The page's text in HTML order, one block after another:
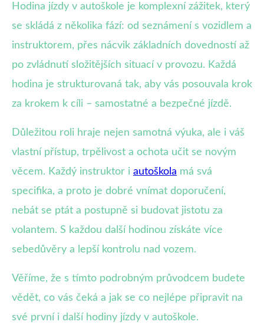
Hodina jízdy v autoškole je komplexní zážitek, který
se skládá z několika fází: od seznámení s vozidlem a
instruktorem, přes nácvik základních dovedností až
po zvládnutí složitějších situací v provozu. Každá
hodina je strukturovaná tak, aby vás posouvala krok
za krokem k cíli – samostatné a bezpečné jízdě.
Důležitou roli hraje nejen samotná výuka, ale i váš
vlastní přístup, trpělivost a ochota učit se novým
věcem. Každý instruktor i autoškola má svá
specifika, a proto je dobré vnímat doporučení,
nebát se ptát a postupně si budovat jistotu za
volantem. S každou další hodinou získáte více
sebedůvěry a lepší kontrolu nad vozem.
Věříme, že s tímto podrobným průvodcem budete
vědět, co vás čeká a jak se co nejlépe připravit na
své první i další hodiny jízdy v autoškole.